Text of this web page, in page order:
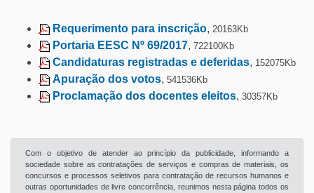
Requerimento para inscrição, 20163Kb
Portaria EESC Nº 69/2017, 722100Kb
Candidaturas registradas e deferidas, 152075Kb
Apuração dos votos, 541536Kb
Proclamação dos docentes eleitos, 30357Kb
Com o objetivo de atender ao princípio da publicidade, informando a
sociedade sobre as contratações de serviços e compras de materiais, os
concursos e processos seletivos para contratação de recursos humanos e
outras oportunidades de livre concorrência, reunimos nesta página todos os